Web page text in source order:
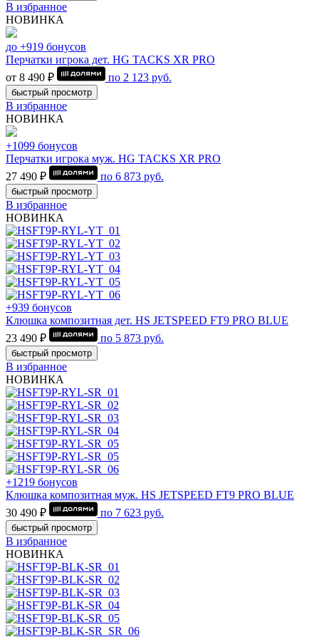
В избранное
НОВИНКА
до +919 бонусов
Перчатки игрока дет. HG TACKS XR PRO
от 8 490 ₽
по 2 123 руб.
быстрый просмотр
В избранное
НОВИНКА
+1099 бонусов
Перчатки игрока муж. HG TACKS XR PRO
27 490 ₽
по 6 873 руб.
быстрый просмотр
В избранное
НОВИНКА
+939 бонусов
Клюшка композитная дет. HS JETSPEED FT9 PRO BLUE
23 490 ₽
по 5 873 руб.
быстрый просмотр
В избранное
НОВИНКА
+1219 бонусов
Клюшка композитная муж. HS JETSPEED FT9 PRO BLUE
30 490 ₽
по 7 623 руб.
быстрый просмотр
В избранное
НОВИНКА